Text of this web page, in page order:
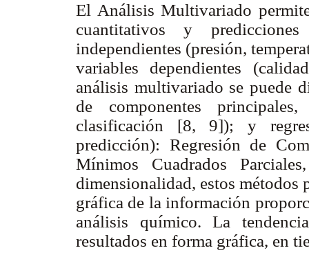
El Análisis Multivariado
cuantitativos y
independientes (presión,
variables dependientes
análisis multivariado se puede
de componentes
clasificación [8, 9]); y
predicción): Regresión de
Mínimos Cuadrados
dimensionalidad, estos métodos
gráfica de la información
análisis químico. La
resultados en forma gráfica, en